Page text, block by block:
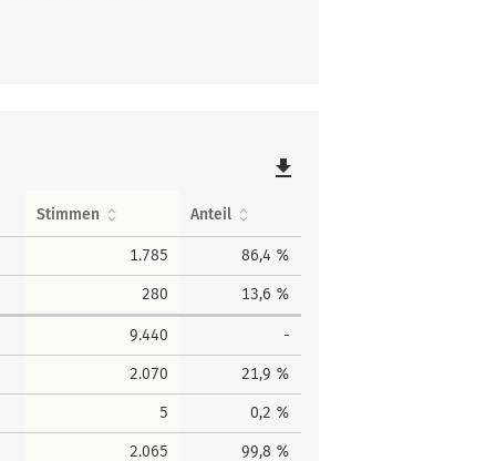
file_download
Stimmen Anteil
1.785 86,4 %
280 13,6 %
9.440 -
2.070 21,9 %
5 0,2 %
2.065 99,8 %